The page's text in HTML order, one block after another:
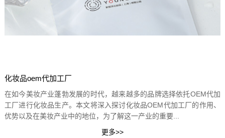
化妆品oem代加工厂
在如今美妆产业蓬勃发展的时代，越来越多的品牌选择依托OEM代加
工厂进行化妆品生产。本文将深入探讨化妆品OEM代加工厂的作用、
优势以及在美妆产业中的地位，为了解这一产业的重要...